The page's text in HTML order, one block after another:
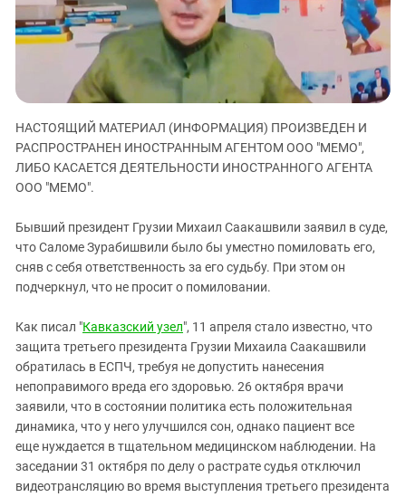
ЗАСТАВЛЯЕТ
КАВКАЗ ЗА ПАЛЕСТИНУ
ИНАКОМЫСЛИЕ В ЧЕЧНЕ
ПРЕСЛЕДОВАНИЕ АКТИВИСТОВ
МОБИЛИЗАЦИЯ И ПРОТЕСТЫ
Дагестан
Ингушетия
Кабардино-Балкария
Калмыкия
Карачаево-Черкесия
Краснодарский край
Нагорный Карабах
Ростовская область
Северная Осетия - Алания
СКФО
Ставропольский край
Чечня
Южный Кавказ
НАСТОЯЩИЙ МАТЕРИАЛ (ИНФОРМАЦИЯ) ПРОИЗВЕДЕН И
РАСПРОСТРАНЕН ИНОСТРАННЫМ АГЕНТОМ ООО "МЕМО",
ЛИБО КАСАЕТСЯ ДЕЯТЕЛЬНОСТИ ИНОСТРАННОГО АГЕНТА
ООО "МЕМО".
Бывший президент Грузии Михаил Саакашвили заявил в суде,
что Саломе Зурабишвили было бы уместно помиловать его,
сняв с себя ответственность за его судьбу. При этом он
подчеркнул, что не просит о помиловании.
Как писал "Кавказский узел", 11 апреля стало известно, что
защита третьего президента Грузии Михаила Саакашвили
обратилась в ЕСПЧ, требуя не допустить нанесения
непоправимого вреда его здоровью. 26 октября врачи
заявили, что в состоянии политика есть положительная
динамика, что у него улучшился сон, однако пациент все
еще нуждается в тщательном медицинском наблюдении. На
заседании 31 октября по делу о растрате судья отключил
видеотрансляцию во время выступления третьего президента